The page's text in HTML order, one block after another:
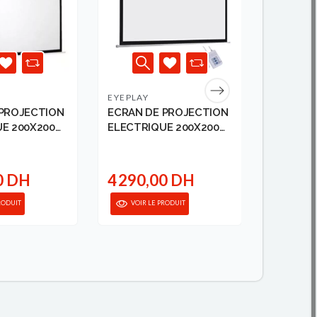
200X200
DH
EYEPLAY
ECRAN DE PROJECTION
ELECTRIQUE 200X200
4 290,00 DH
VOIR LE PRODUIT